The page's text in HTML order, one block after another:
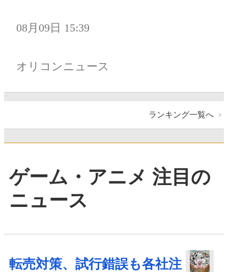
08月09日 15:39
オリコンニュース
ランキング一覧へ
ゲーム・アニメ 注目の
ニュース
転売対策、試行錯誤も各社注